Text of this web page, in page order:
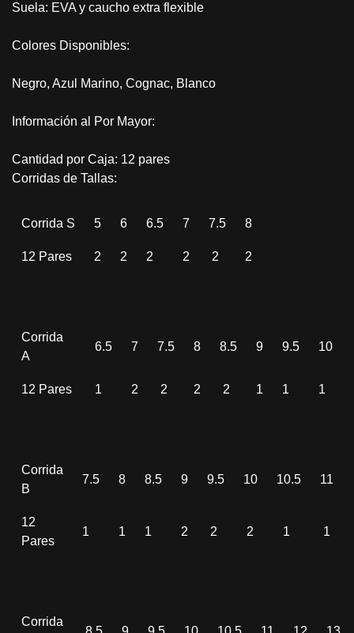
Suela: EVA y caucho extra flexible
Colores Disponibles:
Negro, Azul Marino, Cognac, Blanco
Información al Por Mayor:
Cantidad por Caja: 12 pares
Corridas de Tallas:
Corrida S 5 6 6.5 7 7.5 8
12 Pares 2 2 2 2 2 2
Corrida
A
6.5 7 7.5 8 8.5 9 9.5 10
12 Pares 1 2 2 2 2 1 1 1
Corrida
B
7.5 8 8.5 9 9.5 10 10.5 11
12
Pares
1 1 1 2 2 2 1 1
Corrida